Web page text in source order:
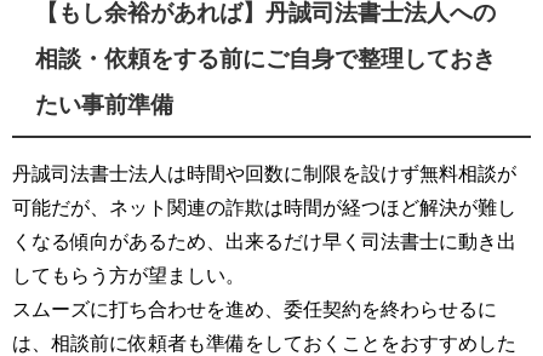
【もし余裕があれば】丹誠司法書士法人への
相談・依頼をする前にご自身で整理しておき
たい事前準備
丹誠司法書士法人は時間や回数に制限を設けず無料相談が
可能だが、ネット関連の詐欺は時間が経つほど解決が難し
くなる傾向があるため、出来るだけ早く司法書士に動き出
してもらう方が望ましい。
スムーズに打ち合わせを進め、委任契約を終わらせるに
は、相談前に依頼者も準備をしておくことをおすすめした